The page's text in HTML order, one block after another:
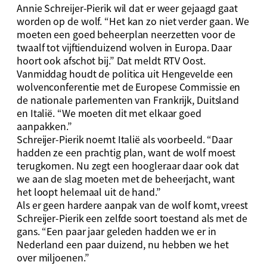
Annie Schreijer-Pierik wil dat er weer gejaagd gaat
worden op de wolf. “Het kan zo niet verder gaan. We
moeten een goed beheerplan neerzetten voor de
twaalf tot vijftienduizend wolven in Europa. Daar
hoort ook afschot bij.” Dat meldt RTV Oost.
Vanmiddag houdt de politica uit Hengevelde een
wolvenconferentie met de Europese Commissie en
de nationale parlementen van Frankrijk, Duitsland
en Italië. “We moeten dit met elkaar goed
aanpakken.”
Schreijer-Pierik noemt Italië als voorbeeld. “Daar
hadden ze een prachtig plan, want de wolf moest
terugkomen. Nu zegt een hoogleraar daar ook dat
we aan de slag moeten met de beheerjacht, want
het loopt helemaal uit de hand.”
Als er geen hardere aanpak van de wolf komt, vreest
Schreijer-Pierik een zelfde soort toestand als met de
gans. “Een paar jaar geleden hadden we er in
Nederland een paar duizend, nu hebben we het
over miljoenen.”